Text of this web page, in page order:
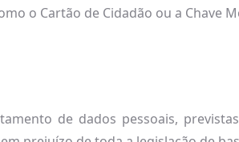
o Cartão de Cidadão ou a Chave
de dados pessoais,